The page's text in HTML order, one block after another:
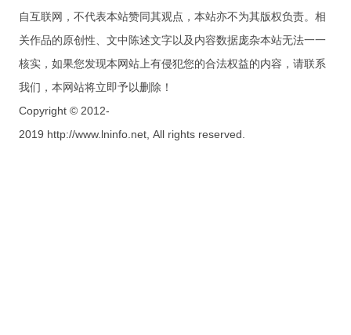
自互联网，不代表本站赞同其观点，本站亦不为其版权负责。相
关作品的原创性、文中陈述文字以及内容数据庞杂本站无法一一
核实，如果您发现本网站上有侵犯您的合法权益的内容，请联系
我们，本网站将立即予以删除！
Copyright © 2012-
2019 http://www.lninfo.net, All rights reserved.